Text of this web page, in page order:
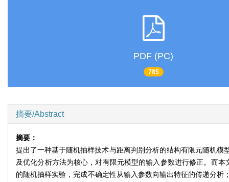
PDF (PC)
785
摘要/Abstract
摘要：
提出了一种基于随机抽样技术与距离判别分析的结构有限元随机
及优化分析方法为核心，对有限元模型的输入参数进行修正。而
的随机抽样实验，完成不确定性从输入参数向输出特征的传递分